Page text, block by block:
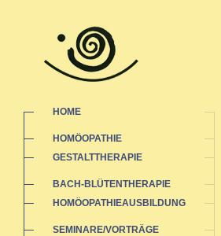
HOME
HOMÖOPATHIE
GESTALTTHERAPIE
BACH-BLÜTENTHERAPIE
HOMÖOPATHIEAUSBILDUNG
SEMINARE/VORTRÄGE